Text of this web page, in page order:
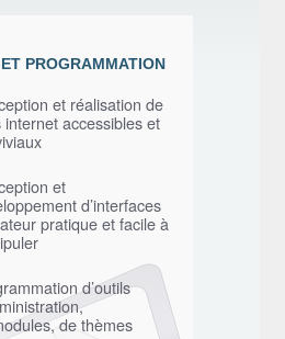
PROGRAMMATION
et réalisation de
internet accessibles et
et
d’interfaces
pratique et facile à
d’outils
de thèmes